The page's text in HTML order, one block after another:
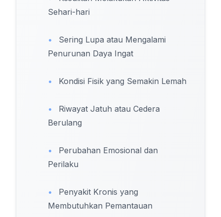
Sehari-hari
•
Sering Lupa atau Mengalami
Penurunan Daya Ingat
• Kondisi Fisik yang Semakin Lemah
•
Riwayat Jatuh atau Cedera
Berulang
•
Perubahan Emosional dan
Perilaku
•
Penyakit Kronis yang
Membutuhkan Pemantauan